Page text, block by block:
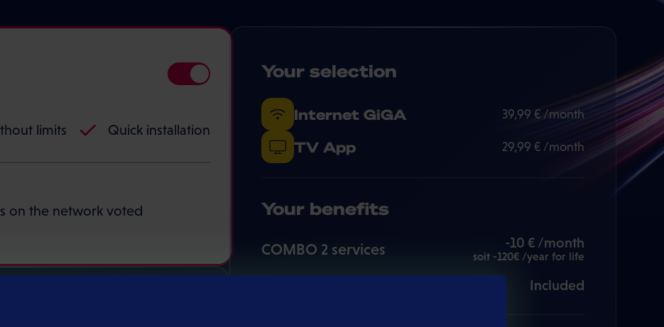
limits Quick installation
on the network voted
Your selection
Internet GiGA 39,99 € /month
TV App 29,99 € /month
Your benefits
COMBO 2 services -10 € /month
soit -120€ /year for life
Included